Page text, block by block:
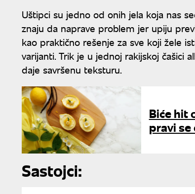
Uštipci su jedno od onih jela koja nas
znaju da naprave problem jer upiju
kao praktično rešenje za sve koji žele
varijanti. Trik je u jednoj rakijskoj čašici
daje savršenu teksturu.
Biće hit
pravi se
Sastojci: